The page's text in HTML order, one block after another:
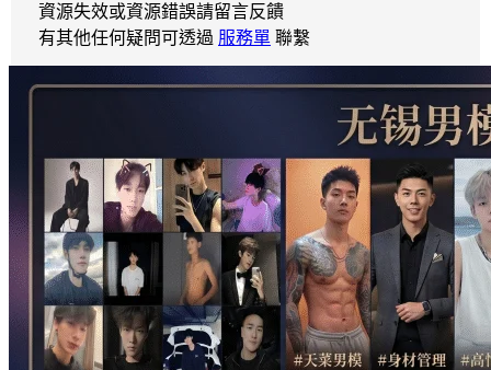
資源失效或資源錯誤請留言反饋
有其他任何疑問可透過 服務單 聯繫